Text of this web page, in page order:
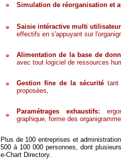
Simulation de réorganisation et
Saisie intéractive multi
effectifs en s'appuyant sur
Alimentation de la base de
avec tout logiciel de ressources
Gestion fine de la sécurité tant
proposées,
Paramétrages exhaustifs:
graphique, forme des
Plus de 100 entreprises et
500 à 100 000 personnes, dont
e-Chart Directory.